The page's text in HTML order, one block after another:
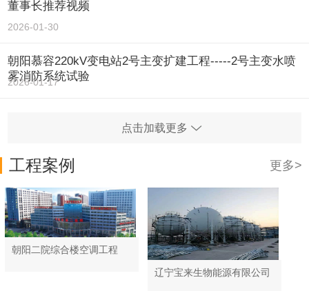
董事长推荐视频
2026-01-30
朝阳慕容220kV变电站2号主变扩建工程-----2号主变水喷
雾消防系统试验
2026-01-17
点击加载更多
工程案例 更多>
朝阳二院综合楼空调工程
辽宁宝来生物能源有限公司